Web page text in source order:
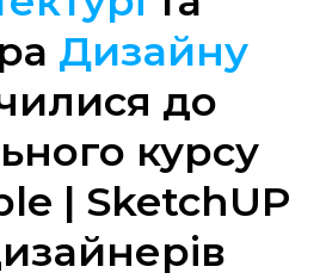
Дизайну
до
курсу
| SketchUP